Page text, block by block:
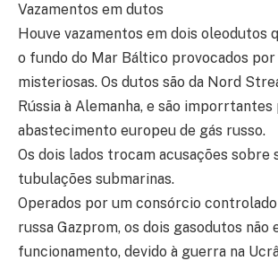
Vazamentos em dutos
Houve vazamentos em dois oleodutos
o fundo do Mar Báltico provocados
misteriosas. Os dutos são da Nord
Rússia à Alemanha, e são imporrtantes
abastecimento europeu de gás russo.
Os dois lados trocam acusações sobre
tubulações submarinas.
Operados por um consórcio
russa Gazprom, os dois gasodutos não
funcionamento, devido à guerra na